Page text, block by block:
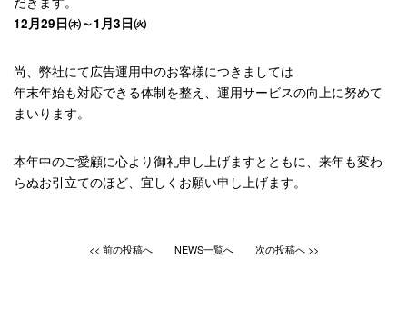
12月29日㈭～1月3日㈫
尚、弊社にて広告運用中のお客様につきましては
年末年始も対応できる体制を整え、運用サービスの向上に努めて
まいります。
本年中のご愛顧に心より御礼申し上げますとともに、来年も変わ
らぬお引立てのほど、宜しくお願い申し上げます。
前の投稿へ NEWS一覧へ 次の投稿へ